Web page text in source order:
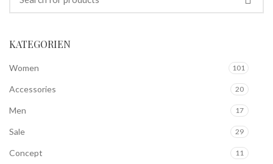
KATEGORIEN
Accessories 20
Concept 11
Men 17
Sale 29
Women 101